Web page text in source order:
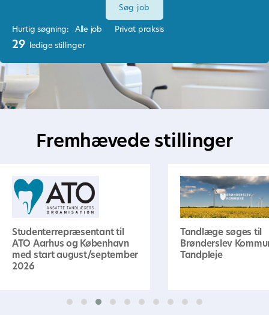
Hurtig søgning:Alle job Privat praksis
29ledige stillinger
Fremhævede stillinger
Studenterrepræsentant til
ATO Aarhus og København
med start august/september
2026
Tandlæge søges til
Brønderslev
Tandpleje